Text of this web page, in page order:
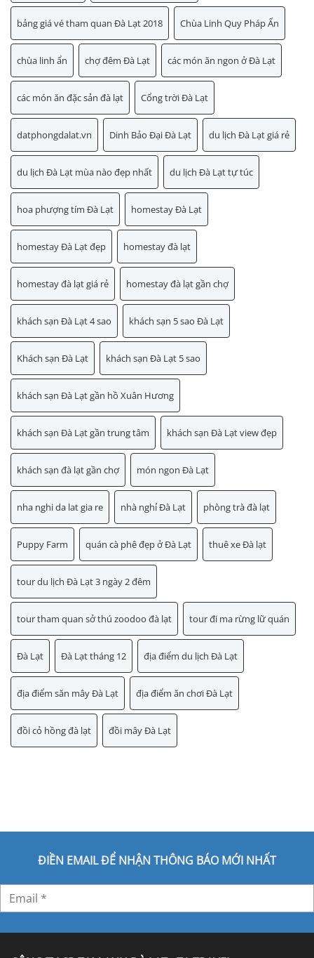
bảng giá vé tham quan Đà Lạt 2018 Chùa Linh Quy Pháp Ấn
chùa linh ẩn chợ đêm Đà Lạt các món ăn ngon ở Đà Lạt
các món ăn đặc sản đà lạt Cổng trời Đà Lạt
datphongdalat.vn Dinh Bảo Đại Đà Lạt du lịch Đà Lạt giá rẻ
du lịch Đà Lạt mùa nào đẹp nhất du lịch Đà Lạt tự túc
hoa phượng tím Đà Lạt homestay Đà Lạt
homestay Đà Lạt đẹp homestay đà lạt
homestay đà lạt giá rẻ homestay đà lạt gần chợ
khách sạn Đà Lạt 4 sao khách sạn 5 sao Đà Lạt
Khách sạn Đà Lạt khách sạn Đà Lạt 5 sao
khách sạn Đà Lạt gần hồ Xuân Hương
khách sạn Đà Lạt gần trung tâm khách sạn Đà Lạt view đẹp
khách sạn đà lạt gần chợ món ngon Đà Lạt
nha nghi da lat gia re nhà nghỉ Đà Lạt phòng trà đà lạt
Puppy Farm quán cà phê đẹp ở Đà Lạt thuê xe Đà lạt
tour du lịch Đà Lạt 3 ngày 2 đêm
tour tham quan sở thú zoodoo đà lạt tour đi ma rừng lữ quán
Đà Lạt Đà Lạt tháng 12 địa điểm du lịch Đà Lạt
địa điểm săn mây Đà Lạt địa điểm ăn chơi Đà Lạt
đồi cỏ hồng đà lạt đồi mây Đà Lạt
ĐIỀN EMAIL ĐỂ NHẬN THÔNG BÁO MỚI NHẤT